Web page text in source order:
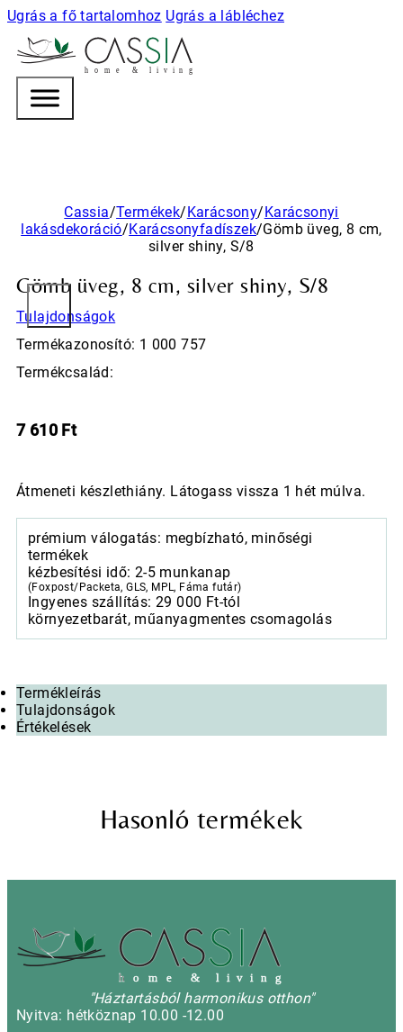
Ugrás a fő tartalomhoz Ugrás a lábléchez
h o m e & l i v i n g
Cassia/Termékek/Karácsony/Karácsonyi
lakásdekoráció/Karácsonyfadíszek/Gömb üveg, 8 cm,
silver shiny, S/8
Gömb üveg, 8 cm, silver shiny, S/8
Tulajdonságok
Termékazonosító: 1 000 757
Termékcsalád:
7 610 Ft
Átmeneti készlethiány. Látogass vissza 1 hét múlva.
prémium válogatás: megbízható, minőségi
termékek
kézbesítési idő: 2-5 munkanap
(Foxpost/Packeta, GLS, MPL, Fáma futár)
Ingyenes szállítás: 29 000 Ft-tól
környezetbarát, műanyagmentes csomagolás
Termékleírás
Tulajdonságok
Értékelések
Hasonló termékek
h o m e & l i v i n g
"Háztartásból harmonikus otthon"
Nyitva: hétköznap 10.00 -12.00